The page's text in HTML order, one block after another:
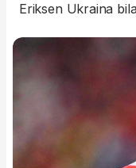
Eriksen Ukraina